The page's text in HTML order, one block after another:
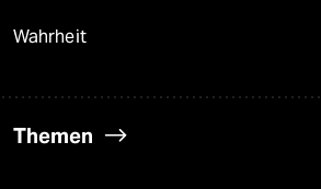
Wahrheit
Themen